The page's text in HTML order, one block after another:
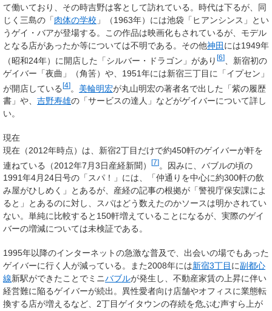
て働いており、その時吉野は客として訪れている。時代は下るが、同
じく三島の「肉体の学校 」（1963年）には池袋「ヒアンシンス」とい
うゲイ・バアが登場する。この作品は映画化もされているが、モデル
となる店があったか等については不明である。その他神田 には1949年
（昭和24年）に開店した「シルバー・ドラゴン」があり [6]
、新宿初の
ゲイバー「夜曲」（角筈）や、1951年には新宿三丁目に「イプセン」
が開店している[4] 美輪明宏が丸山明宏の著者名で出した「紫の履歴
書」や、 吉野寿雄の「サービスの達人」などがゲイバーについて詳し
い。
現在
現在（2012年時点）は、新宿2丁目だけで約450軒のゲイバーが軒を
連ねている（2012年7月3日産経新聞）
[7]。因みに、バブルの頃の
1991年4月24日号の「スパ！」には、「仲通りを中心に約300軒の飲
み屋がひしめく」とあるが、産経の記事の根拠が「警視庁保安課によ
ると」とあるのに対し、スパはどう数えたのかソースは明かされてい
ない。単純に比較すると150軒増えていることになるが、実際のゲイ
バーの増減については未検証である。
1995年以降のインターネットの急激な普及で、出会いの場でもあった
ゲイバーに行く人が減っている。また2008年には新宿3丁目 に副都心
線新駅ができたことでミニバブルが発生し、不動産家賃の上昇に伴い
経営難に陥るゲイバーが続出。異性愛者向け店舗やオフィスに業態転
換する店が増えるなど、2丁目ゲイタウンの存続を危ぶむ声すら上が